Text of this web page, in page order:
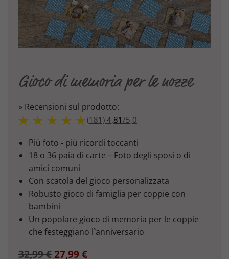
Gioco di memoria per le nozze
» Recensioni sul prodotto:
(181) 4,81/5,0
Più foto - più ricordi toccanti
18 o 36 paia di carte – Foto degli sposi o di
amici comuni
Con scatola del gioco personalizzata
Robusto gioco di famiglia per coppie con
bambini
Un popolare gioco di memoria per le coppie
che festeggiano l`anniversario
32,99 € 27,99 €